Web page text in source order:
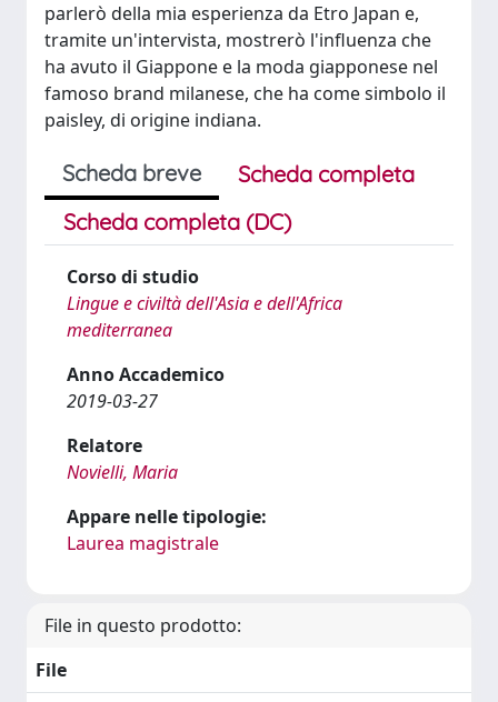
parlerò della mia esperienza da Etro Japan e,
tramite un'intervista, mostrerò l'influenza che
ha avuto il Giappone e la moda giapponese nel
famoso brand milanese, che ha come simbolo il
paisley, di origine indiana.
Scheda breve
Scheda completa
Scheda completa (DC)
Corso di studio
Lingue e civiltà dell'Asia e dell'Africa
mediterranea
Anno Accademico
2019-03-27
Relatore
Novielli, Maria
Appare nelle tipologie:
Laurea magistrale
File in questo prodotto:
File